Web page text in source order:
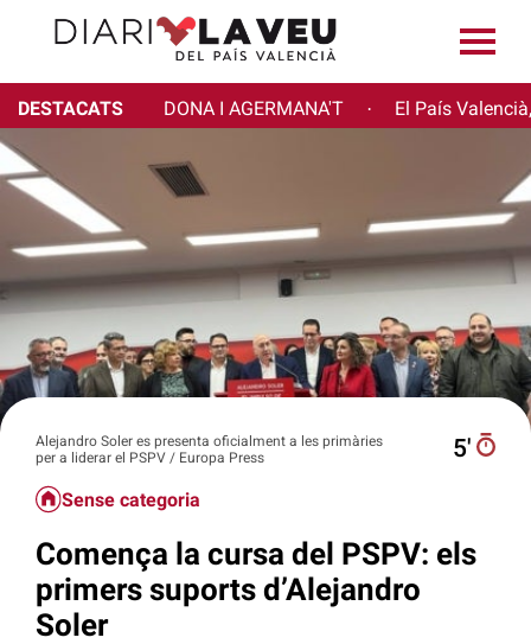
DESTACATS DONA I AGERMANA'T · El País
Alejandro Soler es presenta oficialment a les primàries
per a liderar el PSPV / Europa Press
5′
Sense categoria
Comença la cursa del PSPV: els
primers suports d’Alejandro
Soler